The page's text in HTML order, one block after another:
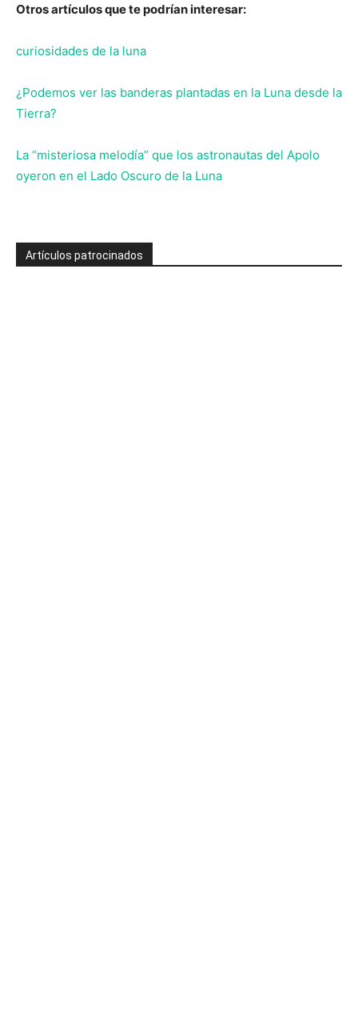
Otros artículos que te podrían interesar:
curiosidades de la luna
¿Podemos ver las banderas plantadas en la Luna desde la
Tierra?
La “misteriosa melodía” que los astronautas del Apolo
oyeron en el Lado Oscuro de la Luna
Artículos patrocinados